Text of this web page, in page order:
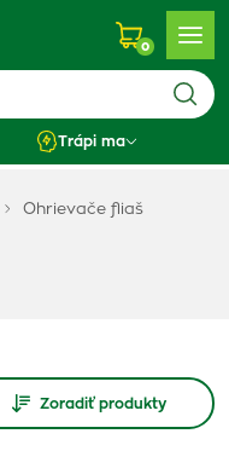
0
Trápi ma
Ohrievače fliaš
Zoradiť produkty